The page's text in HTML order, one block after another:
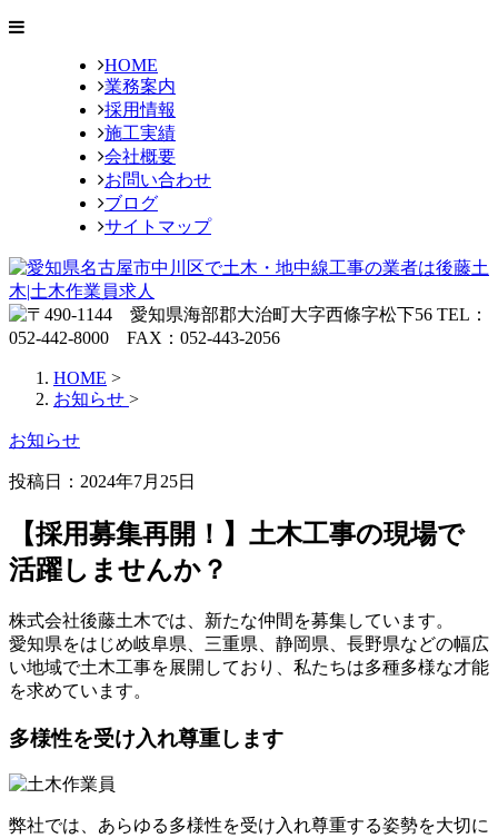
HOME
業務案内
採用情報
施工実績
会社概要
お問い合わせ
ブログ
サイトマップ
HOME >
お知らせ >
お知らせ
投稿日：2024年7月25日
【採用募集再開！】土木工事の現場で
活躍しませんか？
株式会社後藤土木では、新たな仲間を募集しています。
愛知県をはじめ岐阜県、三重県、静岡県、長野県などの幅広
い地域で土木工事を展開しており、私たちは多種多様な才能
を求めています。
多様性を受け入れ尊重します
弊社では、あらゆる多様性を受け入れ尊重する姿勢を大切に